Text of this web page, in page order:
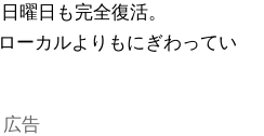
曜日も完全復活。
ーカルよりもにぎわってい
広告